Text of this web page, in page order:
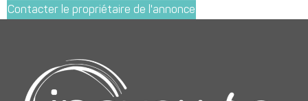
Contacter le propriétaire de l'annonce